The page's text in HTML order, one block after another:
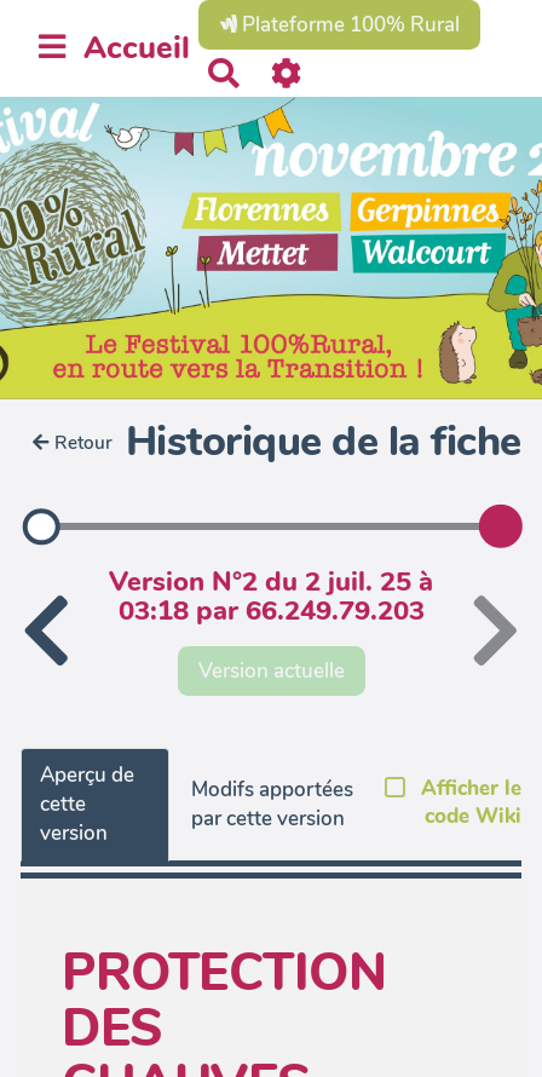
Accueil
Plateforme 100% Rural
e
c
h
e
r
c
r
Retour Historique de la fiche
Version N°2 du 2 juil. 25 à
03:18 par 66.249.79.203
Version actuelle
Aperçu de
cette
version
Modifs apportées
par cette version
Afficher le
code Wiki
PROTECTION
DES